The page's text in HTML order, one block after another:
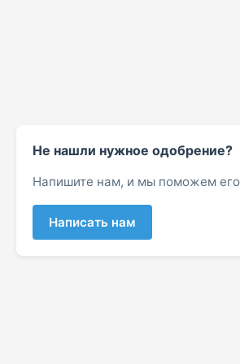
Не нашли нужное одобрение?
Напишите нам, и мы поможем
Написать нам